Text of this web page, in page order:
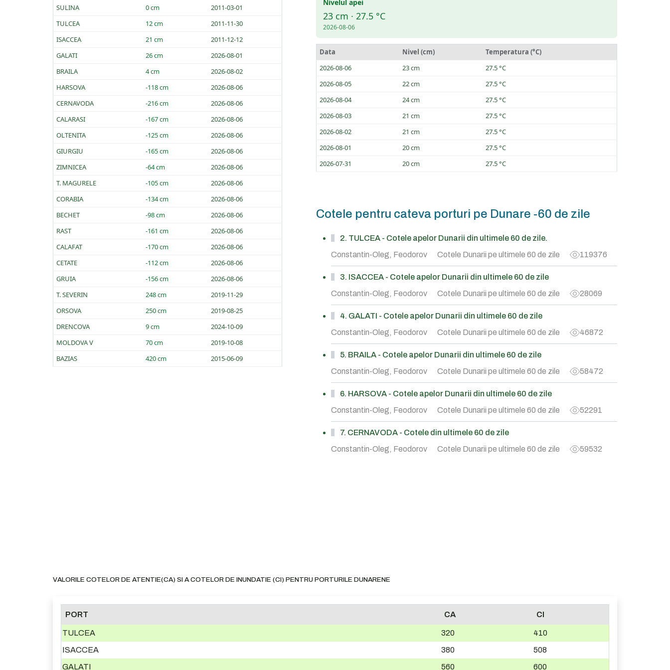
SULINA 0 cm
2011-03-01
TULCEA
12 cm
2011-11-30
ISACCEA
21 cm
2011-12-12
GALATI
26 cm
2026-08-01
BRAILA
4 cm
2026-08-02
HARSOVA
-118 cm
2026-08-06
CERNAVODA
-216 cm
2026-08-06
CALARASI
-167 cm
2026-08-06
OLTENITA
-125 cm
2026-08-06
GIURGIU
-165 cm
2026-08-06
ZIMNICEA
-64 cm
2026-08-06
T. MAGURELE
-105 cm
2026-08-06
CORABIA
-134 cm
2026-08-06
BECHET
-98 cm
2026-08-06
RAST
-161 cm
2026-08-06
CALAFAT
-170 cm
2026-08-06
CETATE
-112 cm
2026-08-06
GRUIA
-156 cm
2026-08-06
T. SEVERIN
248 cm
2019-11-29
ORSOVA
250 cm
2019-08-25
DRENCOVA
9 cm
2024-10-09
MOLDOVA V
70 cm
2019-10-08
BAZIAS
420 cm 2015-06-09
Nivelul apei
23 cm · 27.5 °C
2026-08-06
Data Nivel (cm)
Temperatura (°C)
2026-08-06
23 cm
27.5 °C
2026-08-05
22 cm
27.5 °C
2026-08-04
24 cm
27.5 °C
2026-08-03
21 cm
27.5 °C
2026-08-02
21 cm
27.5 °C
2026-08-01
20 cm
27.5 °C
2026-07-31
20 cm 27.5 °C
Cotele pentru cateva porturi pe Dunare -60 de zile
2. TULCEA - Cotele apelor Dunarii din ultimele 60 de zile.
Constantin-Oleg, Feodorov
Cotele Dunarii pe ultimele 60 de zile 119376
3. ISACCEA - Cotele apelor Dunarii din ultimele 60 de zile
Constantin-Oleg, Feodorov
Cotele Dunarii pe ultimele 60 de zile 28069
4. GALATI - Cotele apelor Dunarii din ultimele 60 de zile
Constantin-Oleg, Feodorov
Cotele Dunarii pe ultimele 60 de zile 46872
5. BRAILA - Cotele apelor Dunarii din ultimele 60 de zile
Constantin-Oleg, Feodorov
Cotele Dunarii pe ultimele 60 de zile 58472
6. HARSOVA - Cotele apelor Dunarii din ultimele 60 de zile
Constantin-Oleg, Feodorov
Cotele Dunarii pe ultimele 60 de zile 52291
7. CERNAVODA - Cotele din ultimele 60 de zile
Constantin-Oleg, Feodorov
Cotele Dunarii pe ultimele 60 de zile 59532
VALORILE COTELOR DE ATENTIE(CA) SI A COTELOR DE INUNDATIE (CI) PENTRU PORTURILE DUNARENE
PORT CA CI
TULCEA 320
410
ISACCEA
380
508
GALATI
560
600